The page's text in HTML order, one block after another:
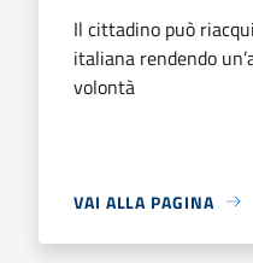
Il cittadino può
italiana rendendo
volontà
VAI ALLA PAGINA